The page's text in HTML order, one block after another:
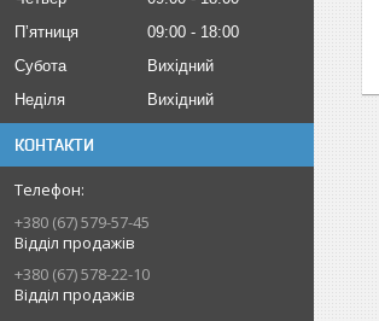
Пʼятниця
09:00
18:00
Субота
Вихідний
Неділя
Вихідний
КОНТАКТИ
+380 (67) 579-57-45
Відділ продажів
+380 (67) 578-22-10
Відділ продажів